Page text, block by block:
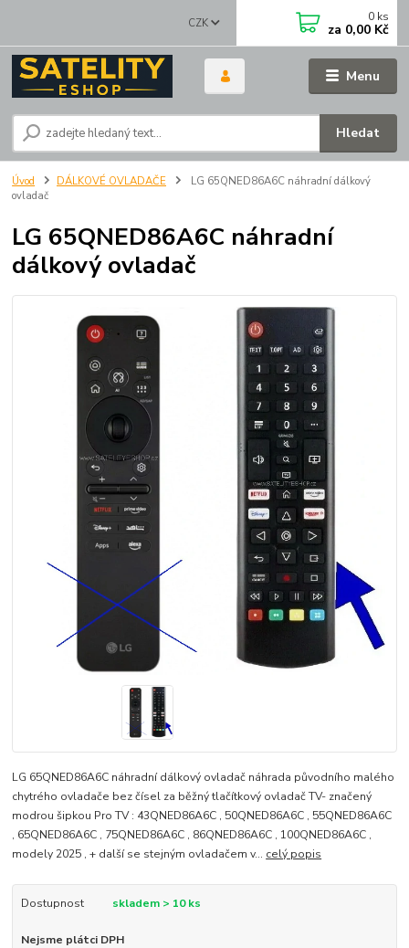
Menu
CZK
Hledat
0 ks
za 0,00 Kč
Úvod DÁLKOVÉ OVLADAČE
LG 65QNED86A6C náhradní dálkový
ovladač
LG 65QNED86A6C náhradní
dálkový ovladač
LG 65QNED86A6C náhradní dálkový ovladač náhrada původního malého
chytrého ovladače bez čísel za běžný tlačítkový ovladač TV- značený
modrou šipkou Pro TV : 43QNED86A6C , 50QNED86A6C , 55QNED86A6C
, 65QNED86A6C , 75QNED86A6C , 86QNED86A6C , 100QNED86A6C ,
modely 2025 , + další se stejným ovladačem v... celý popis
Dostupnost skladem > 10 ks
Nejsme plátci DPH